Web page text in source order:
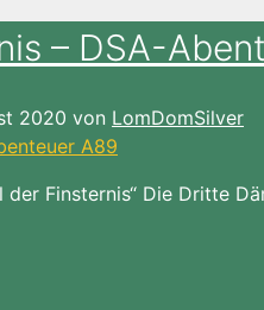
– DSA-
2020 von LomDomSilver
der Finsternis“ Die Dritte